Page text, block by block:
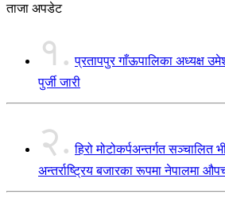
ताजा अपडेट
१. प्रतापपुर गाँऊपालिका अध्यक्ष
पुर्जी जारी
२. हिरो मोटोकर्पअन्तर्गत
अन्तर्राष्ट्रिय बजारका रूपमा नेपालमा